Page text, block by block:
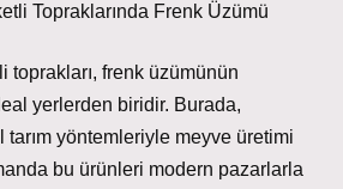
Topraklarında Frenk Üzümü
toprakları, frenk üzümünün
yerlerden biridir. Burada,
yöntemleriyle meyve üretimi
bu ürünleri modern pazarlarla